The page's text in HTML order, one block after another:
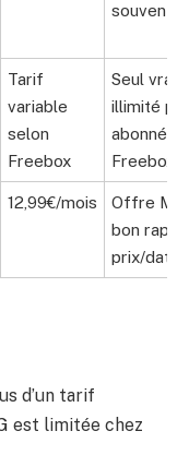
souvent
Tarif
variable
selon
Freebox
Seul vrai
illimité
abonnés
Freebox
12,99€/mois
Offre
bon
prix/data
d’un tarif
est limitée chez